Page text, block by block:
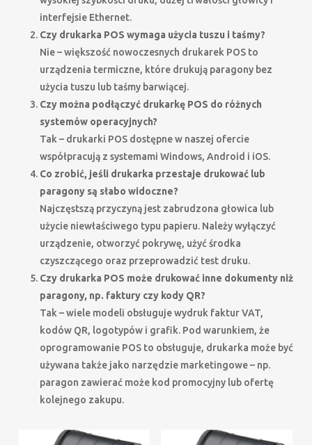
interfejsie Ethernet.
Czy drukarka POS wymaga użycia tuszu i taśmy?
Nie – większość nowoczesnych drukarek POS to
urządzenia termiczne, które drukują paragony bez
użycia tuszu lub taśmy barwiącej.
Czy można podłączyć drukarkę POS do różnych
systemów operacyjnych?
Tak – drukarki POS dostępne w naszej ofercie
współpracują z systemami Windows, Android i iOS.
Co zrobić, jeśli drukarka przestaje drukować lub
paragony są słabo widoczne?
Najczęstszą przyczyną jest zabrudzona głowica lub
użycie niewłaściwego typu papieru. Należy wyłączyć
urządzenie, otworzyć pokrywę, użyć środka
czyszczącego oraz przeprowadzić test druku.
Czy drukarka POS może drukować inne dokumenty niż
paragony, np. faktury czy kody QR?
Tak – wiele modeli obsługuje wydruk faktur VAT,
kodów QR, logotypów i grafik. Pod warunkiem, że
oprogramowanie POS to obsługuje, drukarka może być
używana także jako narzędzie marketingowe – np.
paragon zawierać może kod promocyjny lub ofertę
kolejnego zakupu.